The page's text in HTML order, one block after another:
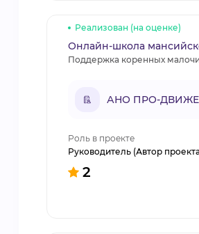
Реализован (на оценке)
Онлайн-школа
Поддержка коренных
АНО ПРО-
Роль в проекте
Руководитель (Автор
2